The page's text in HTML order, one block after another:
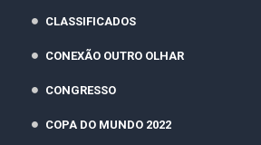
CLASSIFICADOS
CONEXÃO OUTRO OLHAR
CONGRESSO
COPA DO MUNDO 2022